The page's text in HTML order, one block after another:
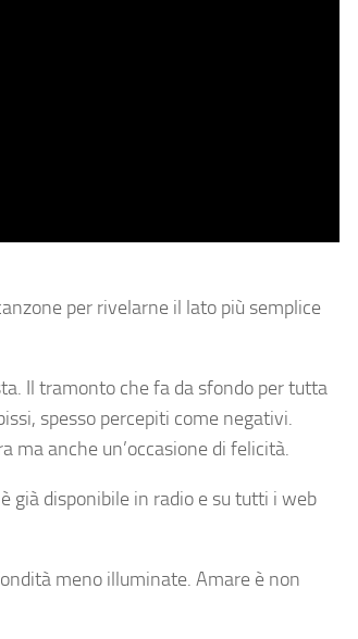
per rivelarne il lato più semplice
Il tramonto che fa da sfondo per tutta
, spesso percepiti come negativi.
ma anche un’occasione di felicità.
già disponibile in radio e su tutti i web
meno illuminate. Amare è non